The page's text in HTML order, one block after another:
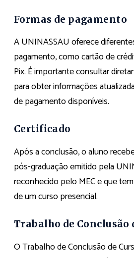
Formas de pagamento
A UNINASSAU oferece
pagamento, como cartão de
Pix. É importante consultar
para obter informações
de pagamento disponíveis.
Certificado
Após a conclusão, o aluno
pós-graduação emitido pela
reconhecido pelo MEC e que
de um curso presencial.
Trabalho de Conclusão
O Trabalho de Conclusão de